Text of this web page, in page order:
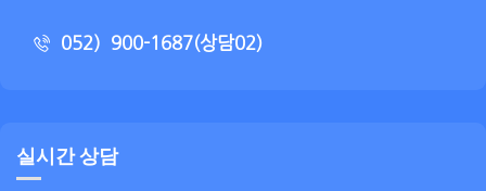
052）900-1687(상담02)
실시간 상담